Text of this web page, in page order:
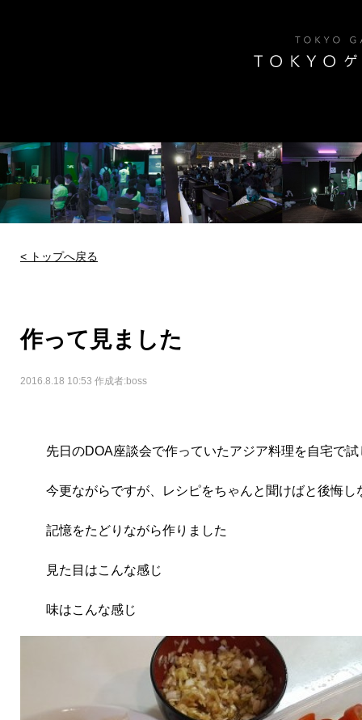
< トップへ戻る
作って見ました
2016.8.18 10:53 作成者:boss
先日のDOA座談会で作っていたアジア料理を自宅で試
今更ながらですが、レシピをちゃんと聞けばと後悔し
記憶をたどりながら作りました
見た目はこんな感じ
味はこんな感じ